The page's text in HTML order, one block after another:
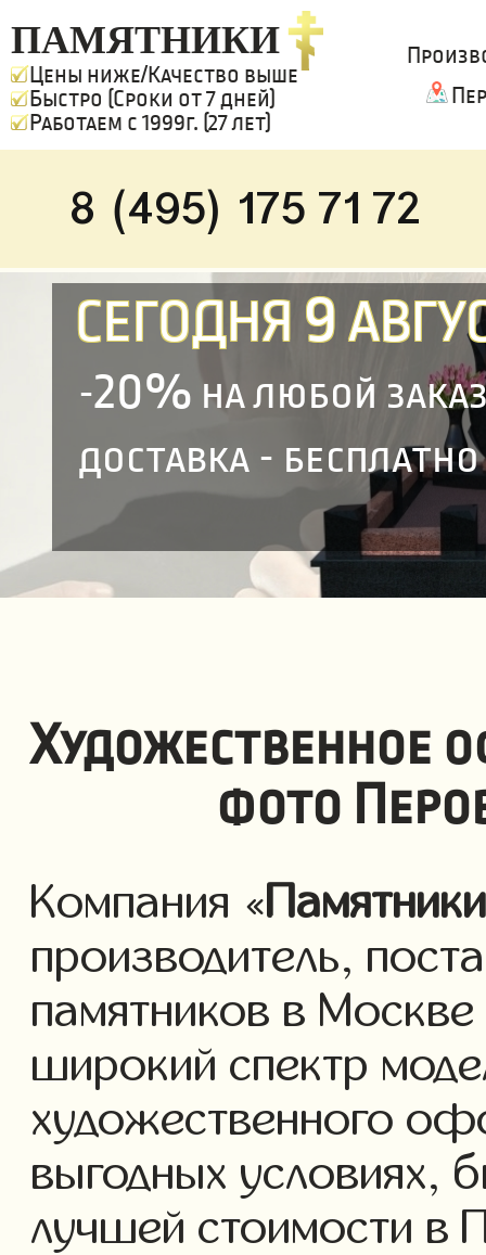
ПАМЯТНИКИ
Цены ниже/Качество выше
Быстро (Сроки от 7 дней)
Работаем с 1999г. (27 лет)
8 (495) 175 71 72
СЕГОДНЯ 9
-20% на любой
доставка - бесплатно
Художественное
фото
Компания «Памятники
производитель,
памятников в
широкий спектр
художественного
выгодных условиях,
лучшей стоимости в